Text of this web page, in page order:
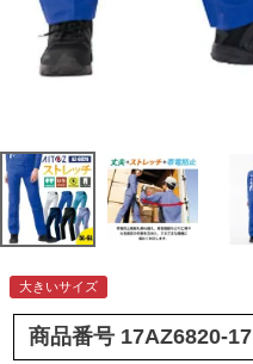
大きいサイズ
商品番号 17AZ6820-17